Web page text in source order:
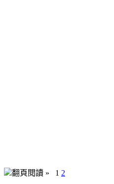
翻頁閱讀 » 1 2